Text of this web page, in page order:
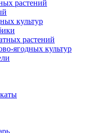
растений
культур
растений
ягодных культур